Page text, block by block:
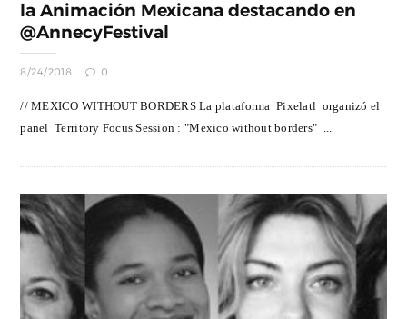
la Animación Mexicana destacando en
@AnnecyFestival
8/24/2018 0
// MEXICO WITHOUT BORDERS La plataforma Pixelatl​ organizó el
panel Territory Focus Session : "Mexico without borders" ...